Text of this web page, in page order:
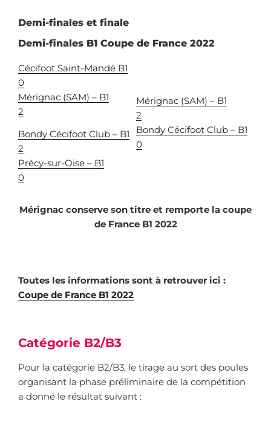
Demi-finales et finale
Demi-finales B1 Coupe de France 2022
Cécifoot Saint-Mandé B1
0
Mérignac (SAM) – B1
2
Mérignac (SAM) – B1
2
Bondy Cécifoot Club – B1
0
Bondy Cécifoot Club – B1
2
Précy-sur-Oise – B1
0
Mérignac conserve son titre et remporte la coupe
de France B1 2022
Toutes les informations sont à retrouver ici :
Coupe de France B1 2022
Catégorie B2/B3
Pour la catégorie B2/B3, le tirage au sort des poules
organisant la phase préliminaire de la compétition
a donné le résultat suivant :